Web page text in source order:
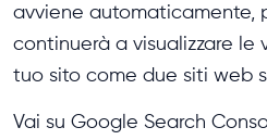
avviene automaticamente,
continuerà a visualizzare le
tuo sito come due siti web
Vai su Google Search